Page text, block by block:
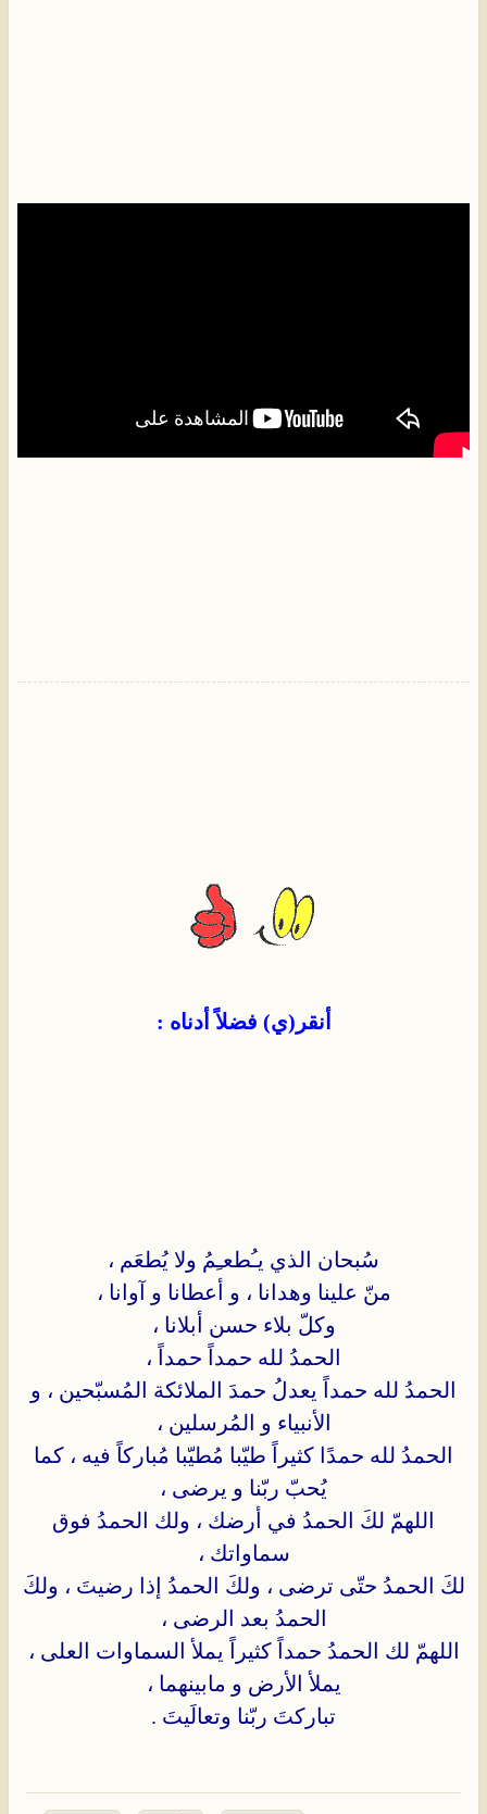
أنقر(ي) فضلاً أدناه :
سُبحان الذي يـُطعـِمُ ولا يُطعَم ،
منّ علينا وهدانا ، و أعطانا و آوانا ،
وكلّ بلاء حسن أبلانا ،
الحمدُ لله حمداً حمداً ،
الحمدُ لله حمداً يعدلُ حمدَ الملائكة المُسبّحين ، و
الأنبياء و المُرسلين ،
الحمدُ لله حمدًا كثيراً طيّبا مُطيّبا مُباركاً فيه ، كما
يُحبّ ربّنا و يرضى ،
اللهمّ لكَ الحمدُ في أرضك ، ولك الحمدُ فوق
سماواتك ،
لكَ الحمدُ حتّى ترضى ، ولكَ الحمدُ إذا رضيتَ ، ولكَ
الحمدُ بعد الرضى ،
اللهمّ لك الحمدُ حمداً كثيراً يملأ السماوات العلى ،
يملأ الأرض و مابينهما ،
تباركتَ ربّنا وتعالَيتَ .